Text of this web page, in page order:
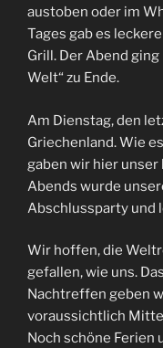
austoben oder im
Tages gab es
Grill. Der Abend
Welt“ zu Ende.
Am Dienstag, den
Griechenland. Wie
gaben wir hier unser
Abends wurde
Abschlussparty und
Wir hoffen, die
gefallen, wie uns.
Nachtreffen geben
voraussichtlich
Noch schöne Ferien